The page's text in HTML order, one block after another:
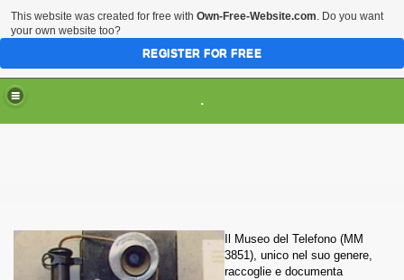
HOME
CIVILTA'
EVENTI & MANIFESTAZIONI
.
Il Museo del Telefono (MM
3851), unico nel suo genere,
raccoglie e documenta
This website was created for free with Own-Free-Website.com. Do you want
your own website too?
REGISTER FOR FREE